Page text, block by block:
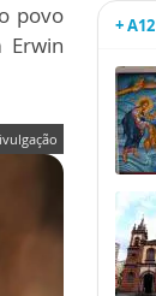
povo
Erwin
+ A12